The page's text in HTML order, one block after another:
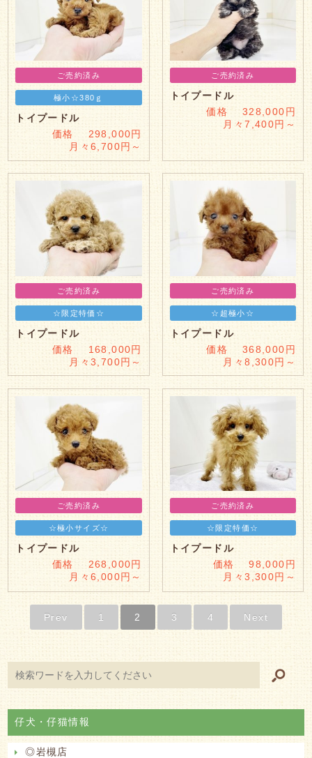
ご売約済み
極小☆380ｇ
トイプードル
価格 298,000円
月々6,700円～
ご売約済み
トイプードル
価格 328,000円
月々7,400円～
ご売約済み
☆限定特価☆
トイプードル
価格 168,000円
月々3,700円～
ご売約済み
☆超極小☆
トイプードル
価格 368,000円
月々8,300円～
ご売約済み
☆極小サイズ☆
トイプードル
価格 268,000円
月々6,000円～
ご売約済み
☆限定特価☆
トイプードル
価格 98,000円
月々3,300円～
Prev 1 2 3 4 Next
仔犬・仔猫情報
◎岩槻店